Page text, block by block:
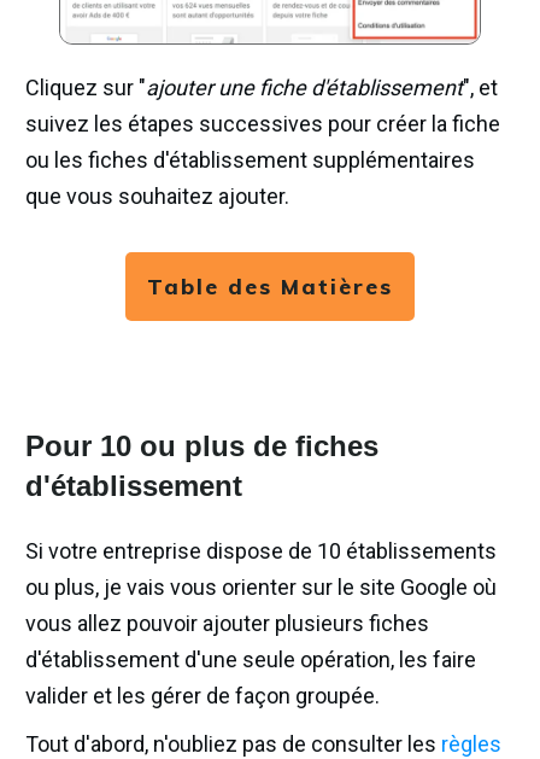
Cliquez sur "ajouter une fiche d'établissement", et
suivez les étapes successives pour créer la fiche
ou les fiches d'établissement supplémentaires
que vous souhaitez ajouter.
Table des Matières
Pour 10 ou plus de fiches
d'établissement
Si votre entreprise dispose de 10 établissements
ou plus, je vais vous orienter sur le site Google où
vous allez pouvoir ajouter plusieurs fiches
d'établissement d'une seule opération, les faire
valider et les gérer de façon groupée.
Tout d'abord, n'oubliez pas de consulter les règles